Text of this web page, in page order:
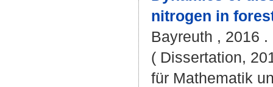
nitrogen in
Bayreuth , 2016
( Dissertation,
für Mathematik